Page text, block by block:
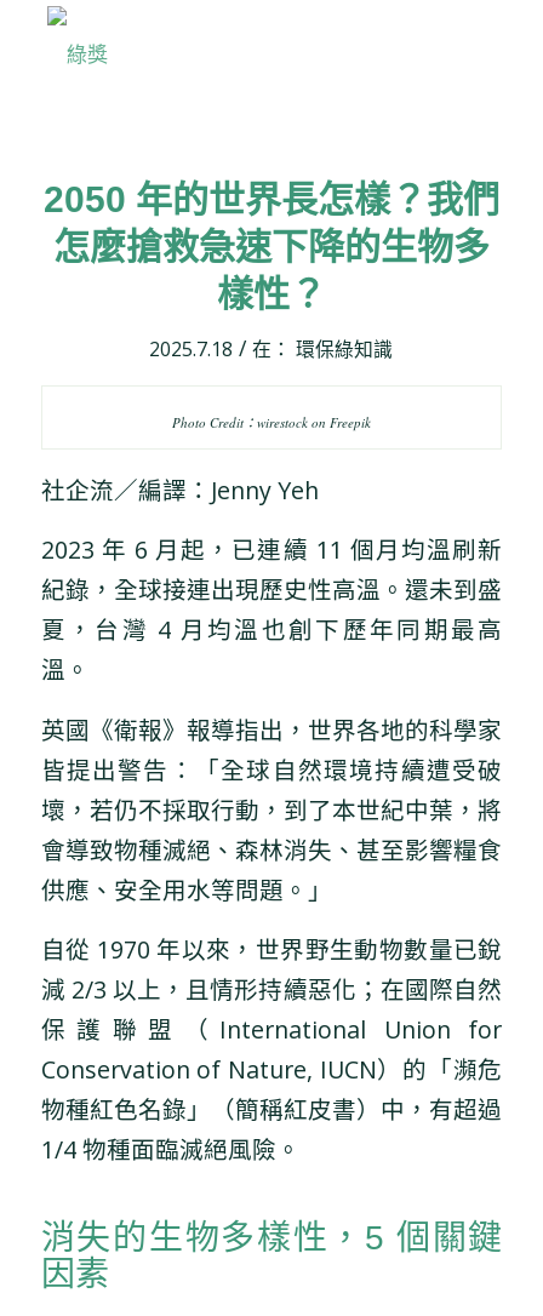
2050 年的世界長怎樣？我們
怎麼搶救急速下降的生物多
樣性？
2025.7.18 / 在：環保綠知識
Photo Credit：wirestock on Freepik
社企流／編譯：Jenny Yeh
2023 年 6 月起，已連續 11 個月均溫刷新
紀錄，全球接連出現歷史性高溫。還未到盛
夏，台灣 4 月均溫也創下歷年同期最高
溫。
英國《衛報》報導指出，世界各地的科學家
皆提出警告：「全球自然環境持續遭受破
壞，若仍不採取行動，到了本世紀中葉，將
會導致物種滅絕、森林消失、甚至影響糧食
供應、安全用水等問題。」
自從 1970 年以來，世界野生動物數量已銳
減 2/3 以上，且情形持續惡化；在國際自然
保護聯盟（International Union for
Conservation of Nature, IUCN）的「瀕危
物種紅色名錄」（簡稱紅皮書）中，有超過
1/4 物種面臨滅絕風險。
消失的生物多樣性，5 個關鍵
因素